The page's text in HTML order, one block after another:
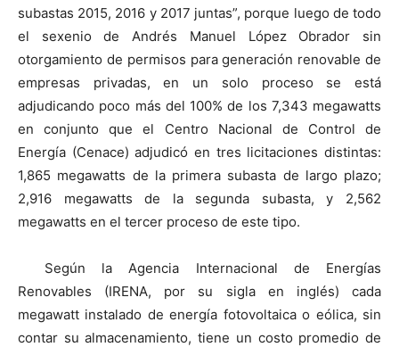
subastas 2015, 2016 y 2017 juntas”, porque luego de todo
el sexenio de Andrés Manuel López Obrador sin
otorgamiento de permisos para generación renovable de
empresas privadas, en un solo proceso se está
adjudicando poco más del 100% de los 7,343 megawatts
en conjunto que el Centro Nacional de Control de
Energía (Cenace) adjudicó en tres licitaciones distintas:
1,865 megawatts de la primera subasta de largo plazo;
2,916 megawatts de la segunda subasta, y 2,562
megawatts en el tercer proceso de este tipo.
Según la Agencia Internacional de Energías
Renovables (IRENA, por su sigla en inglés) cada
megawatt instalado de energía fotovoltaica o eólica, sin
contar su almacenamiento, tiene un costo promedio de